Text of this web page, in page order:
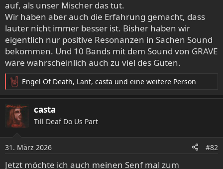
Welch ein Druck!!
Dodsheimsgard…..musikalisch für mich entbehrlich…aber
ein optisches Spektakel, was in seinen Bann gezogen hat.
Impurity war echt top….hier hätte ich mir dezenteres Licht
gewünscht… Das war ein echter Krachender Abriss.
Vinterland hat schöne Bilder gemalt. Darvaza mit
Wiedererkennungswert….guter Klargesang. Immer wenn
der Druck rausgenommene wurde, wurde es leicht
gewöhnlich leider.
Das mitm Bier bleibt auch ein Mysterium für mich….die
Alkfrei Variante war aber ok.
Es war etwas voller wie die Jahre zuvor, was mich gefreut
hat.
Wir kommen wieder definitiv.
auf, als unser Mischer das tut.
Wir haben aber auch die Erfahrung gemacht, dass
lauter nicht immer besser ist. Bisher haben wir
eigentlich nur positive Resonanzen in Sachen Sound
bekommen. Und 10 Bands mit dem Sound von GRAVE
wäre wahrscheinlich auch zu viel des Guten.
R
e
a
k
t
n
e
Engel Of Death, Lant, casta und eine weitere Person
casta
Till Deaf Do Us Part
31. März 2026 #82
Jetzt möchte ich auch meinen Senf mal zum